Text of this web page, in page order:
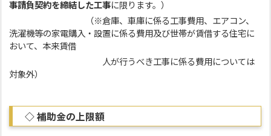
事請負契約を締結した工事に限ります。）
（※倉庫、車庫に係る工事費用、エアコン、
洗濯機等の家電購入・設置に係る費用及び世帯が賃借する住宅に
おいて、本来賃借
人が行うべき工事に係る費用については
対象外）
◇ 補助金の上限額